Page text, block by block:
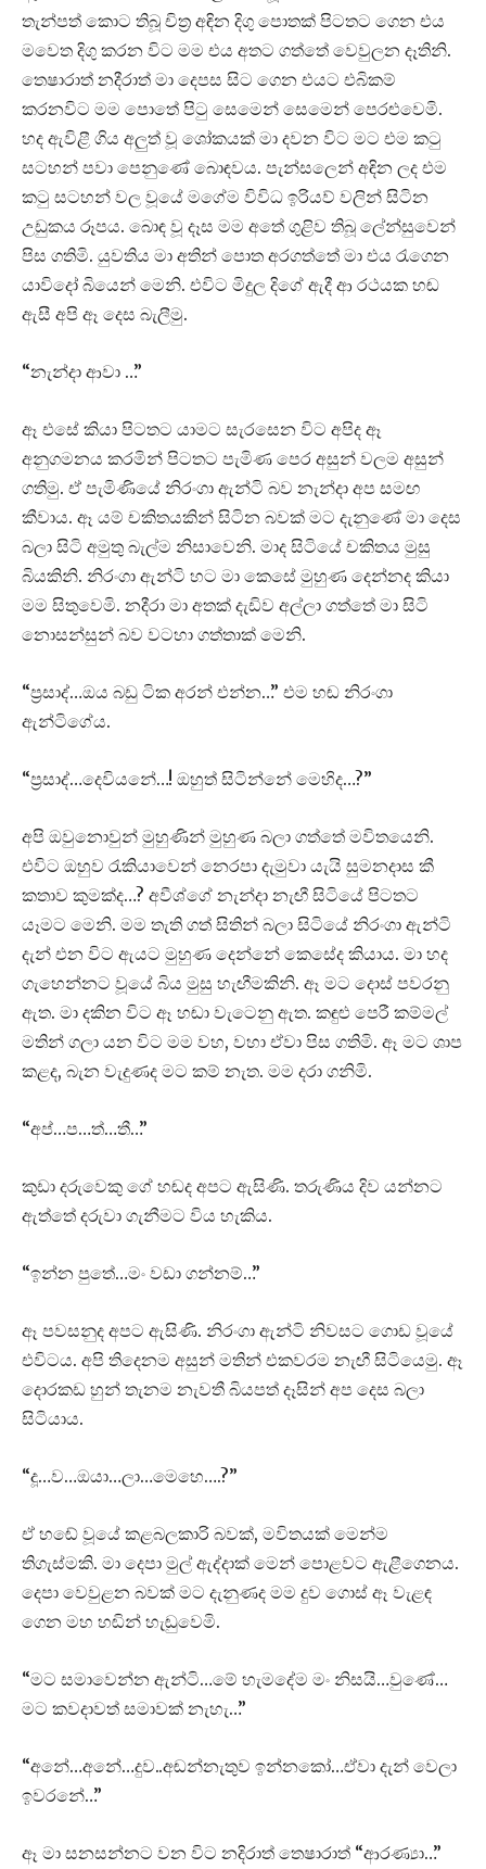
තැන්පත් කොට තිබූ චිත්‍ර අඳින දිගු පොතක් පිටතට ගෙන එය
මවෙත දිගු කරන විට මම එය අතට ගත්තේ වෙවුලන දෑතිනි.
තෙෂාරාත් නදීරාත් මා දෙපස සිට ගෙන එයට එබිකම්
කරනවිට මම පොතේ පිටු සෙමෙන් සෙමෙන් පෙරළුවෙමි.
හද ඇවිළී ගිය අලුත් වූ ශෝකයක් මා දවන විට මට එම කටු
සටහන් පවා පෙනුණේ බොඳවය. පැන්සලෙන් අඳින ලද එම
කටු සටහන් වල වූයේ මගේම විවිධ ඉරියව් වලින් සිටින
උඩුකය රූපය. බොඳ වූ දෑස මම අතේ ගුළිව තිබූ ලේන්සුවෙන්
පිස ගතිමි. යුවතිය මා අතින් පොත අරගත්තේ මා එය රැගෙන
යාවිදෝ බියෙන් මෙනි. එවිට මිදුල දිගේ ඇදී ආ රථයක හඬ
ඇසී අපි ඈ දෙස බැලීමු.
“නැන්දා ආවා …”
ඈ එසේ කියා පිටතට යාමට සැරසෙන විට අපිද ඈ
අනුගමනය කරමින් පිටතට පැමිණ පෙර අසුන් වලම අසුන්
ගතිමු. ඒ පැමිණියේ නිරංගා ඇන්ටි බව නැන්දා අප සමඟ
කීවාය. ඈ යම් චකිතයකින් සිටින බවක් මට දැනුණේ මා දෙස
බලා සිටි අමුතු බැල්ම නිසාවෙනි. මාද සිටියේ චකිතය මුසු
බියකිනි. නිරංගා ඇන්ටි හට මා කෙසේ මුහුණ දෙන්නද කියා
මම සිතුවෙමි. නදීරා මා අතක් දැඩිව අල්ලා ගත්තේ මා සිටි
නොසන්සුන් බව වටහා ගත්තාක් මෙනි.
“ප්‍රසාද්…ඔය බඩු ටික අරන් එන්න…” එම හඬ නිරංගා
ඇන්ටිගේය.
“ප්‍රසාද්…දෙවියනේ…! ඔහුත් සිටින්නේ මෙහිද…?”
අපි ඔවුනොවුන් මුහුණින් මුහුණ බලා ගත්තේ මවිතයෙනි.
එවිට ඔහුව රැකියාවෙන් නෙරපා දැමුවා යැයි සුමනදාස කී
කතාව කුමක්ද…? අවීශ්ගේ නැන්දා නැඟී සිටියේ පිටතට
යෑමට මෙනි. මම තැති ගත් සිතින් බලා සිටියේ නිරංගා ඇන්ටි
දැන් එන විට ඇයට මුහුණ දෙන්නේ කෙසේද කියාය. මා හද
ගැහෙන්නට වූයේ බිය මුසු හැඟීමකිනි. ඈ මට දොස් පවරනු
ඇත. මා දකින විට ඈ හඬා වැටෙනු ඇත. කඳුළු පෙරී කම්මල්
මතින් ගලා යන විට මම වහ, වහා ඒවා පිස ගතිමි. ඈ මට ශාප
කළද, බැන වැදුණද මට කම් නැත. මම දරා ගනිමි.
“අප්…ප…ත්…තී…”
කුඩා දරුවෙකු ගේ හඬද අපට ඇසිණි. තරුණිය දිව යන්නට
ඇත්තේ දරුවා ගැනීමට විය හැකිය.
“ඉන්න පුතේ…මං වඩා ගන්නම්…”
ඈ පවසනුද අපට ඇසිණි. නිරංගා ඇන්ටි නිවසට ගොඩ වූයේ
එවිටය. අපි තිදෙනම අසුන් මතින් එකවරම නැඟී සිටියෙමු. ඈ
දොරකඩ හුන් තැනම නැවතී බියපත් දෑසින් අප දෙස බලා
සිටියාය.
“දූ…ව…ඔයා…ලා…මෙහෙ….?”
ඒ හඬේ වූයේ කළබලකාරි බවක්, මවිතයක් මෙන්ම
තිගැස්මකි. මා දෙපා මුල් ඇද්දාක් මෙන් පොළවට ඇළීගෙනය.
දෙපා වෙවුළන බවක් මට දැනුණද මම දුව ගොස් ඈ වැළඳ
ගෙන මහ හඬින් හැඬුවෙමි.
“මට සමාවෙන්න ඇන්ටි…මේ හැමදේම මං නිසයි…වුණේ…
මට කවදාවත් සමාවක් නැහැ…”
“අනේ…අනේ…දුව..අඬන්නැතුව ඉන්නකෝ…ඒවා දැන් වෙලා
ඉවරනේ…”
ඈ මා සනසන්නට වන විට නදිරාත් තෙෂාරාත් “ආරණ්‍යා…”